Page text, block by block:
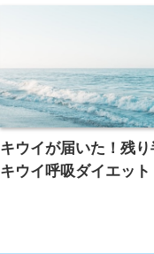
キウイが届いた！残
キウイ呼吸ダイエット